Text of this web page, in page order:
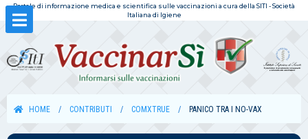
Portale di informazione medica e scientifica sulle vaccinazioni a cura della SITI - Società
Italiana di Igiene
HOME CONTRIBUTI COMXTRUE PANICO TRA I NO-VAX